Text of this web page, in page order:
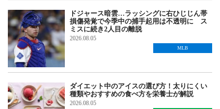
ドジャース暗雲…ラッシングに右ひじじん帯
損傷発覚で今季中の捕手起用は不透明に ス
ミスに続き2人目の離脱
2026.08.05
MLB
ダイエット中のアイスの選び方！太りにくい
種類やおすすめの食べ方を栄養士が解説
2026.08.05